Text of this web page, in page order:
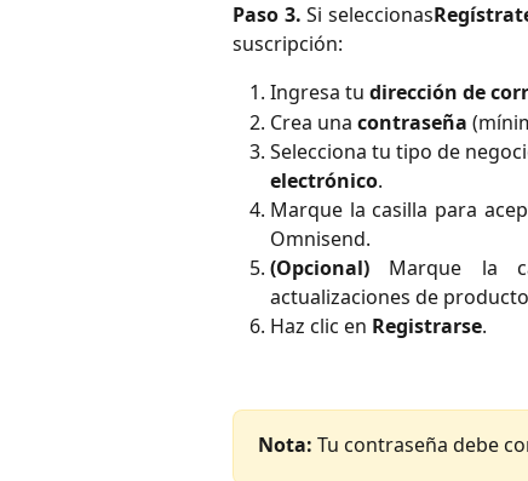
Paso 3. Si seleccionas
suscripción:
Ingresa tu dirección de
Crea una contraseña
Selecciona tu tipo de
electrónico.
Marque la casilla para
Omnisend.
(Opcional) Marque la
actualizaciones de
Haz clic en Registrarse.
Nota: Tu contraseña debe